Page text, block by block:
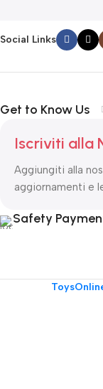
Social Links
Get to Know Us
Iscriviti alla
Aggiungiti alla
aggiornamenti e
Safety